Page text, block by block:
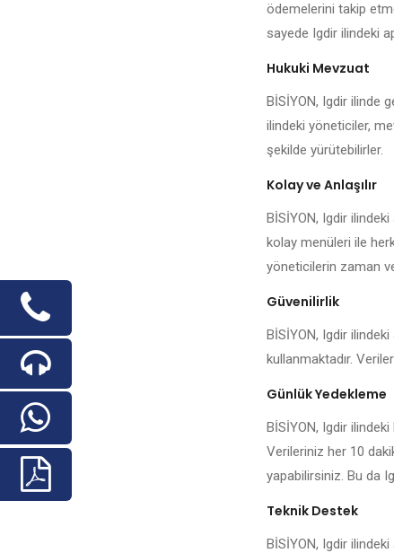
ödemelerini takip
sayede Igdir ilindeki
Hukuki Mevzuat
BİSİYON, Igdir ilinde
ilindeki yöneticiler,
şekilde yürütebilirler.
Kolay ve Anlaşılır
BİSİYON, Igdir
kolay menüleri ile
yöneticilerin zaman
Güvenilirlik
BİSİYON, Igdir
kullanmaktadır.
Günlük Yedekleme
BİSİYON, Igdir
Verileriniz her 10
yapabilirsiniz. Bu da
Teknik Destek
BİSİYON, Igdir